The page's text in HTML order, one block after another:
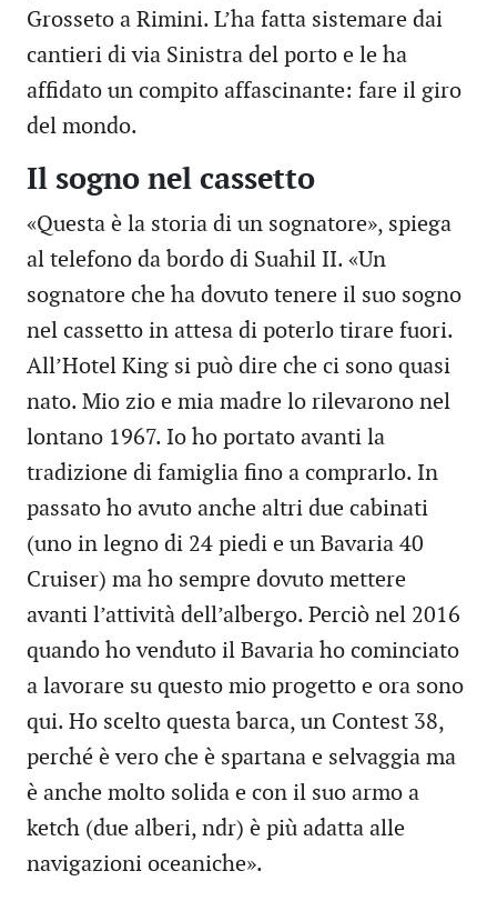
Grosseto a Rimini. L’ha fatta sistemare dai
cantieri di via Sinistra del porto e le ha
affidato un compito affascinante: fare il giro
del mondo.
Il sogno nel cassetto
«Questa è la storia di un sognatore», spiega
al telefono da bordo di Suahil II. «Un
sognatore che ha dovuto tenere il suo sogno
nel cassetto in attesa di poterlo tirare fuori.
All’Hotel King si può dire che ci sono quasi
nato. Mio zio e mia madre lo rilevarono nel
lontano 1967. Io ho portato avanti la
tradizione di famiglia fino a comprarlo. In
passato ho avuto anche altri due cabinati
(uno in legno di 24 piedi e un Bavaria 40
Cruiser) ma ho sempre dovuto mettere
avanti l’attività dell’albergo. Perciò nel 2016
quando ho venduto il Bavaria ho cominciato
a lavorare su questo mio progetto e ora sono
qui. Ho scelto questa barca, un Contest 38,
perché è vero che è spartana e selvaggia ma
è anche molto solida e con il suo armo a
ketch (due alberi, ndr) è più adatta alle
navigazioni oceaniche».